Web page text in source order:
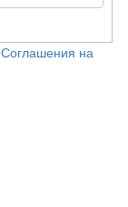
Соглашения на